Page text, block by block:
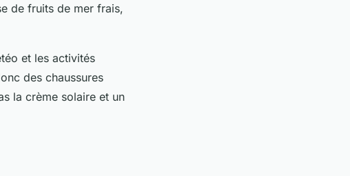
de fruits de mer frais,
et les activités
des chaussures
la crème solaire et un